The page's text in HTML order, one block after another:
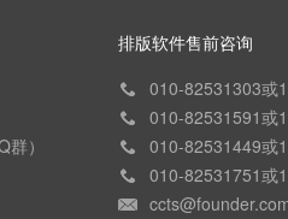
）
排版软件售前咨询
010-82531303或
010-82531591或
010-82531449或
010-82531751或